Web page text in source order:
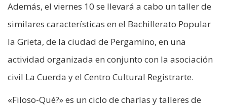
Además, el viernes 10 se llevará a cabo un taller de
similares características en el Bachillerato Popular
la Grieta, de la ciudad de Pergamino, en una
actividad organizada en conjunto con la asociación
civil La Cuerda y el Centro Cultural Registrarte.
«Filoso-Qué?» es un ciclo de charlas y talleres de